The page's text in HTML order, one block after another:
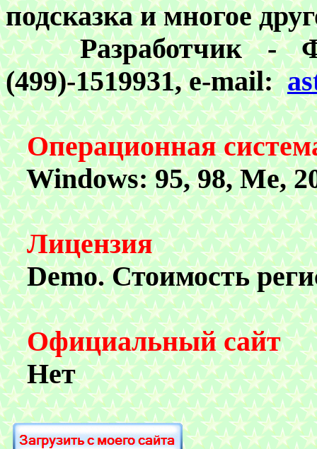
подсказка и многое
Разработчик -
(499)-1519931, e-mail:
Операционная
Windows: 95, 98, Me,
Лицензия
Demo.Стоимость
Официальный сайт
Нет